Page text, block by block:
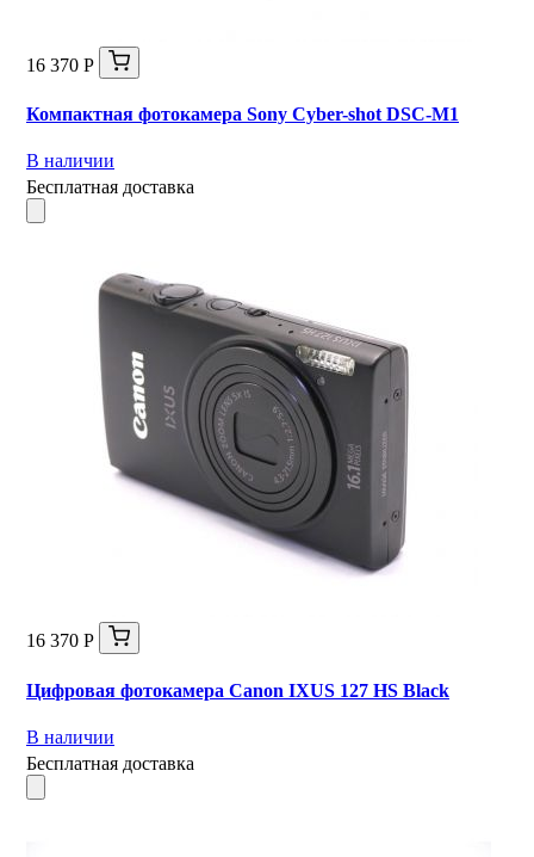
16 370 Р
Компактная фотокамера Sony Cyber-shot DSC-M1
В наличии
Бесплатная доставка
16 370 Р
Цифровая фотокамера Canon IXUS 127 HS Black
В наличии
Бесплатная доставка